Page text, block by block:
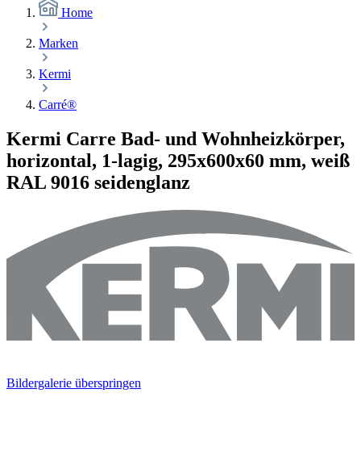
Home
Marken
Kermi
Carré®
Kermi Carre Bad- und Wohnheizkörper,
horizontal, 1-lagig, 295x600x60 mm, weiß
RAL 9016 seidenglanz
Bildergalerie überspringen